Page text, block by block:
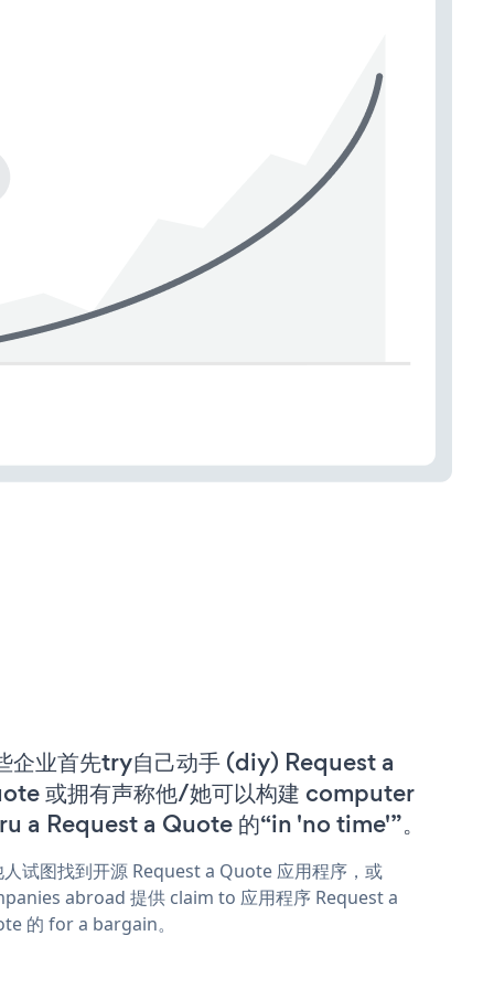
企业首先try自己动手 (diy) Request a
或拥有声称他/她可以构建 computer
a Request a Quote 的“in 'no time'”。
人试图找到开源 Request a Quote 应用程序，或
abroad 提供 claim to 应用程序 Request a
的 for a bargain。